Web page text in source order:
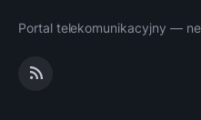
Portal telekomunikacyjny —